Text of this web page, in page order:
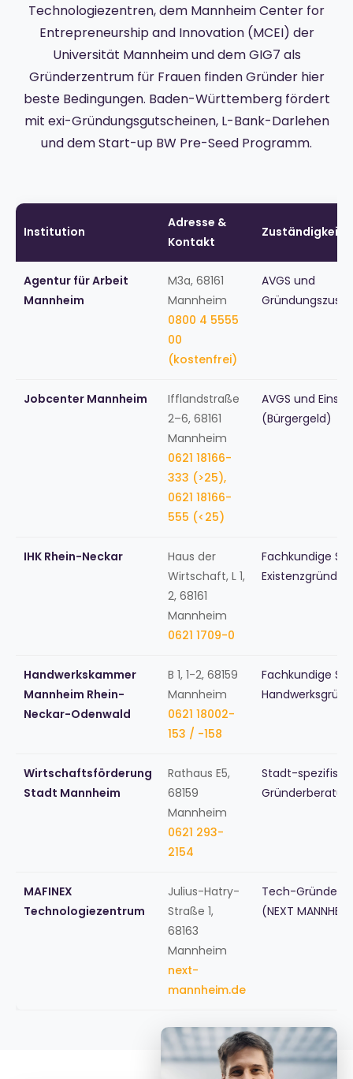
Technologiezentren, dem Mannheim Center for
Entrepreneurship and Innovation (MCEI) der
Universität Mannheim und dem GIG7 als
Gründerzentrum für Frauen finden Gründer hier
beste Bedingungen. Baden-Württemberg fördert
mit exi-Gründungsgutscheinen, L-Bank-Darlehen
und dem Start-up BW Pre-Seed Programm.
Institution
Adresse &
Kontakt
Zuständigkeit
Agentur für Arbeit
Mannheim
M3a, 68161
Mannheim
0800 4 5555
00
(kostenfrei)
AVGS und
Jobcenter Mannheim
Ifflandstraße
2–6, 68161
Mannheim
0621 18166-
333 (>25),
0621 18166-
555 (<25)
AVGS und
(Bürgergeld)
IHK Rhein-Neckar
Haus der
Wirtschaft, L 1,
2, 68161
Mannheim
0621 1709-0
Fachkundige
Handwerkskammer
Mannheim Rhein-
Neckar-Odenwald
B 1, 1-2, 68159
Mannheim
0621 18002-
153 / -158
Fachkundige
Wirtschaftsförderung
Stadt Mannheim
Rathaus E5,
68159
Mannheim
0621 293-
2154
Stadt-
MAFINEX
Technologiezentrum
Julius-Hatry-
Straße 1,
68163
Mannheim
next-
mannheim.de
Tech-
(NEXT